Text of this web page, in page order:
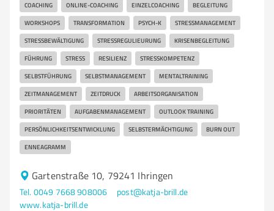
COACHING ONLINE-COACHING EINZELCOACHING BEGLEITUNG
WORKSHOPS TRANSFORMATION PSYCH-K STRESSMANAGEMENT
STRESSBEWÄLTIGUNG STRESSREGULIEURUNG KRISENBEGLEITUNG
FÜHRUNG STRESS RESILIENZ STRESSKOMPETENZ
SELBSTFÜHRUNG SELBSTMANAGEMENT MENTALTRAINING
ZEITMANAGEMENT ZEITDRUCK ARBEITSORGANISATION
PRIORITÄTEN AUFGABENMANAGEMENT OUTLOOK TRAINING
PERSÖNLICHKEITSENTWICKLUNG SELBSTERMÄCHTIGUNG BURN OUT
ENNEAGRAMM
Gartenstraße 10, 79241 Ihringen
Tel. 0049 7668 908006
post@katja-brill.de
www.katja-brill.de